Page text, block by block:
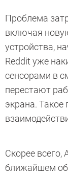
Проблема
включая
устройства,
Reddit уже
сенсорами в
перестают
экрана. Такое
Скорее всего,
ближайшем